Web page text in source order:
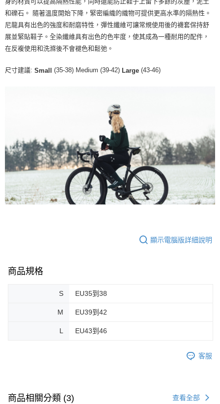
每筆NT$80，滿NT$10,000(含以上)免運費
宅配
每筆NT$130，滿NT$10,000(含以上)免運費
和礫石。 隨著溫度開始下降，緊密編織的織物可提供更高水準的隔熱性。
尼龍具有出色的強度和耐磨特性，彈性纖維可讓常規使用後的襪套保持舒
展並緊貼鞋子。全染纖維具有出色的色牢度，使其成為一種耐用的配件，
在反複使用和​​洗滌後不會褪色和鬆弛。
尺寸建議: Small (35-38) Medium (39-42) Large (43-46)
顯示電腦版詳細說明
商品規格
S EU35到38
M EU39到42
L EU43到46
客服
商品相關分類 (3) 查看全部